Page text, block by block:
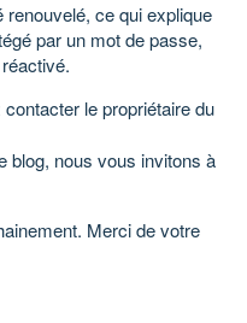
renouvelé, ce qui explique
par un mot de passe,
le propriétaire du
blog, nous vous invitons à
Merci de votre